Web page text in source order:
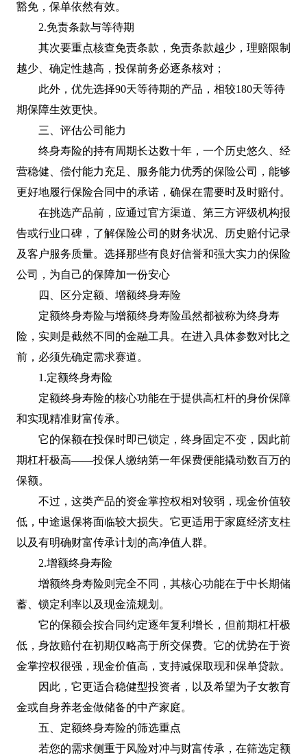
豁免，保单依然有效。
2.免责条款与等待期
其次要重点核查免责条款，免责条款越少，理赔限制
越少、确定性越高，投保前务必逐条核对；
此外，优先选择90天等待期的产品，相较180天等待
期保障生效更快。
三、评估公司能力
终身寿险的持有周期长达数十年，一个历史悠久、经
营稳健、偿付能力充足、服务能力优秀的保险公司，能够
更好地履行保险合同中的承诺，确保在需要时及时赔付。
在挑选产品前，应通过官方渠道、第三方评级机构报
告或行业口碑，了解保险公司的财务状况、历史赔付记录
及客户服务质量。选择那些有良好信誉和强大实力的保险
公司，为自己的保障加一份安心
四、区分定额、增额终身寿险
定额终身寿险与增额终身寿险虽然都被称为终身寿
险，实则是截然不同的金融工具。在进入具体参数对比之
前，必须先确定需求赛道。
1.定额终身寿险
定额终身寿险的核心功能在于提供高杠杆的身价保障
和实现精准财富传承。
它的保额在投保时即已锁定，终身固定不变，因此前
期杠杆极高——投保人缴纳第一年保费便能撬动数百万的
保额。
不过，这类产品的资金掌控权相对较弱，现金价值较
低，中途退保将面临较大损失。它更适用于家庭经济支柱
以及有明确财富传承计划的高净值人群。
2.增额终身寿险
增额终身寿险则完全不同，其核心功能在于中长期储
蓄、锁定利率以及现金流规划。
它的保额会按合同约定逐年复利增长，但前期杠杆极
低，身故赔付在初期仅略高于所交保费。它的优势在于资
金掌控权很强，现金价值高，支持减保取现和保单贷款。
因此，它更适合稳健型投资者，以及希望为子女教育
金或自身养老金做储备的中产家庭。
五、定额终身寿险的筛选重点
若您的需求侧重于风险对冲与财富传承，在筛选定额